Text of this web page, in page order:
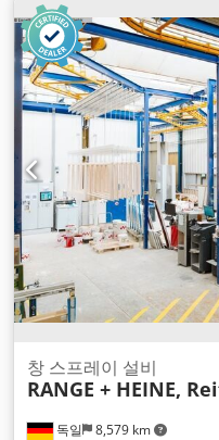
독일 8,579 km
창 스프레이 설비
RANGE + HEINE,